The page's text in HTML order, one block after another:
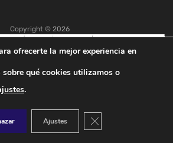
Copyright © 2026
ofrecerte la mejor experiencia en
sobre qué cookies utilizamos o
.
Ajustes Cerrar el banner de